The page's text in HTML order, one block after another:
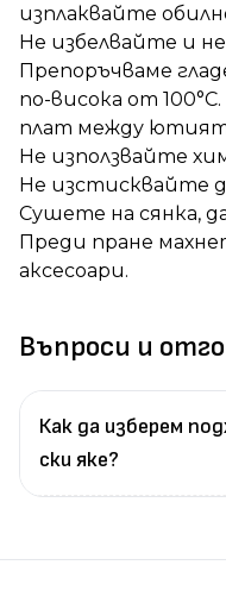
изплаквайте
Не избелвайте и
Препоръчваме
по-висока от
плат между
Не използвайте
Не изстисквайте
Сушете на сянка,
Преди пране
аксесоари.
Въпроси и
Как да изберем
ски яке?
Измерете